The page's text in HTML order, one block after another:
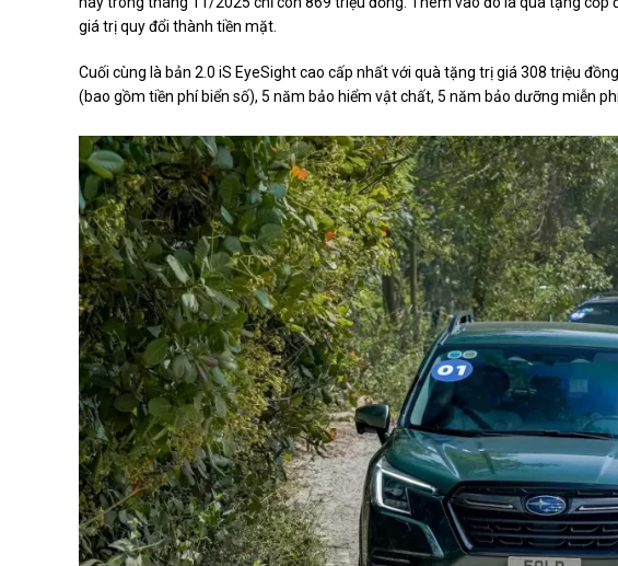
giá trị quy đổi thành tiền mặt.
Cuối cùng là bản 2.0 iS EyeSight cao cấp nhất với quà tặng trị giá 308 triệu
(bao gồm tiền phí biển số), 5 năm bảo hiểm vật chất, 5 năm bảo dưỡng miễn